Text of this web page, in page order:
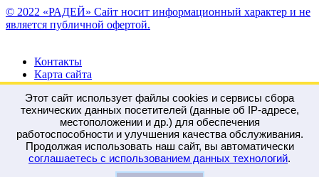
© 2022 «РАДЕЙ» Сайт носит информационный характер и не
является публичной офертой.
Контакты
Карта сайта
Войти
Регистрация
Сравнение 0
Отложенные 0
Этот сайт использует файлы cookies и сервисы сбора
технических данных посетителей (данные об IP-адресе,
местоположении и др.) для обеспечения
работоспособности и улучшения качества обслуживания.
Продолжая использовать наш сайт, вы автоматически
соглашаетесь с использованием данных технологий.